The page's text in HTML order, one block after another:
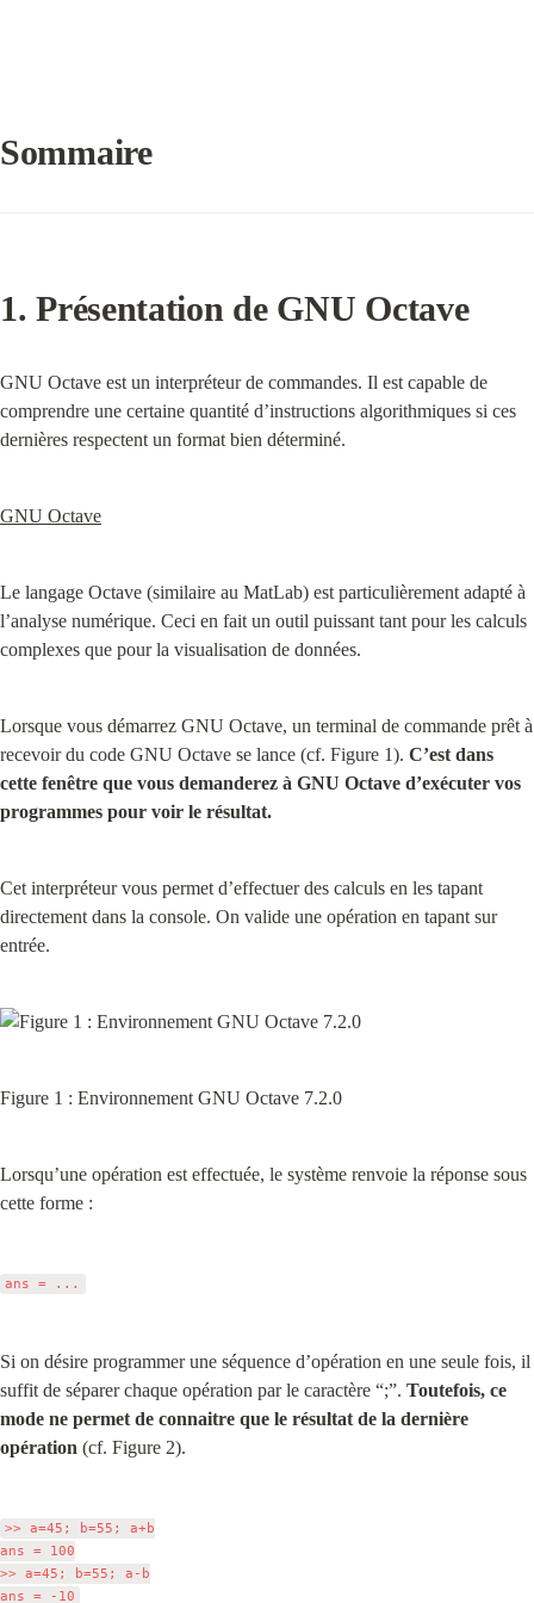
Sommaire
1. Présentation de GNU Octave
GNU Octave est un interpréteur de commandes. Il est capable de
comprendre une certaine quantité d’instructions algorithmiques si ces
dernières respectent un format bien déterminé.
GNU Octave
Le langage Octave (similaire au MatLab) est particulièrement adapté à
l’analyse numérique. Ceci en fait un outil puissant tant pour les calculs
complexes que pour la visualisation de données.
Lorsque vous démarrez GNU Octave, un terminal de commande prêt à
recevoir du code GNU Octave se lance (cf. Figure 1). C’est dans
cette fenêtre que vous demanderez à GNU Octave d’exécuter vos
programmes pour voir le résultat.
Cet interpréteur vous permet d’effectuer des calculs en les tapant
directement dans la console. On valide une opération en tapant sur
entrée.
Figure 1 : Environnement GNU Octave 7.2.0
Lorsqu’une opération est effectuée, le système renvoie la réponse sous
cette forme :
Si on désire programmer une séquence d’opération en une seule fois, il
suffit de séparer chaque opération par le caractère “;”. Toutefois, ce
mode ne permet de connaitre que le résultat de la dernière
opération (cf. Figure 2).
>> a=45; b=55; a+b
ans = 100
>> a=45; b=55; a-b